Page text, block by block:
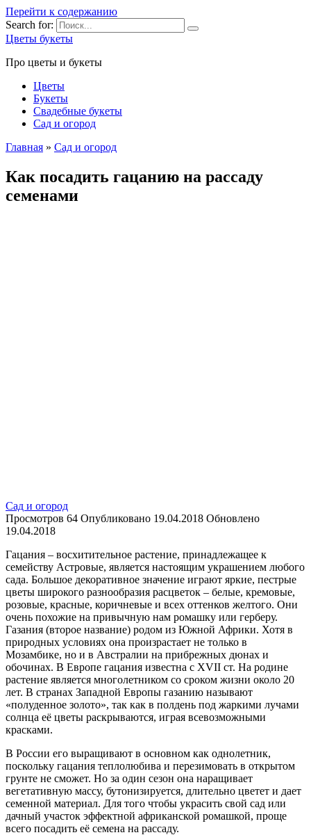
Перейти к содержанию
Search for:
Цветы букеты
Про цветы и букеты
Цветы
Букеты
Свадебные букеты
Сад и огород
Главная » Сад и огород
Как посадить гацанию на рассаду
семенами
Сад и огород
Просмотров 64 Опубликовано 19.04.2018 Обновлено
19.04.2018
Гацания – восхитительное растение, принадлежащее к
семейству Астровые, является настоящим украшением любого
сада. Большое декоративное значение играют яркие, пестрые
цветы широкого разнообразия расцветок – белые, кремовые,
розовые, красные, коричневые и всех оттенков желтого. Они
очень похожие на привычную нам ромашку или герберу.
Газания (второе название) родом из Южной Африки. Хотя в
природных условиях она произрастает не только в
Мозамбике, но и в Австралии на прибрежных дюнах и
обочинах. В Европе гацания известна с XVII ст. На родине
растение является многолетником со сроком жизни около 20
лет. В странах Западной Европы газанию называют
«полуденное золото», так как в полдень под жаркими лучами
солнца её цветы раскрываются, играя всевозможными
красками.
В России его выращивают в основном как однолетник,
поскольку гацания теплолюбива и перезимовать в открытом
грунте не сможет. Но за один сезон она наращивает
вегетативную массу, бутонизируется, длительно цветет и дает
семенной материал. Для того чтобы украсить свой сад или
дачный участок эффектной африканской ромашкой, проще
всего посадить её семена на рассаду.